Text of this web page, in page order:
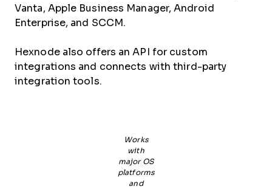
Vanta, Apple Business Manager, Android
Enterprise, and SCCM.
Hexnode also offers an API for custom
integrations and connects with third-party
integration tools.
Works
with
major OS
platforms
and